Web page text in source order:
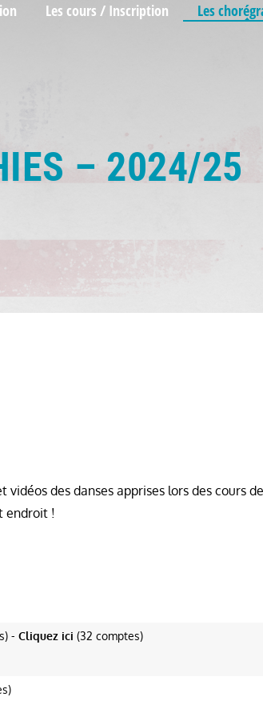
Les cours / Inscription Les
– 2024/25
des danses apprises lors des cours de
endroit !
- Cliquez ici (32 comptes)